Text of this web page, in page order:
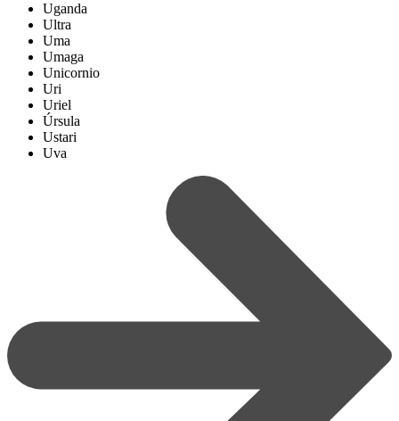
Uganda
Ultra
Uma
Umaga
Unicornio
Uri
Uriel
Úrsula
Ustari
Uva